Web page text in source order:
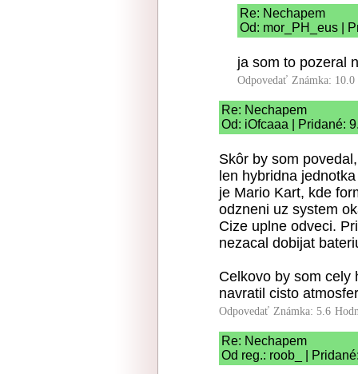
Re: Nechapem
Od: mor_PH_eus |
ja som to pozeral
Odpovedať Známka: 10.0
Re: Nechapem
Od: iOfcaaa | Pridané:
Skôr by som
len hybridna
je Mario Kart, kde
odzneni uz system
Cize uplne odveci.
nezacal dobijat
Celkovo by som cely
navratil cisto
Odpovedať Známka: 5.6
Re: Nechapem
Od reg.: roob_ |